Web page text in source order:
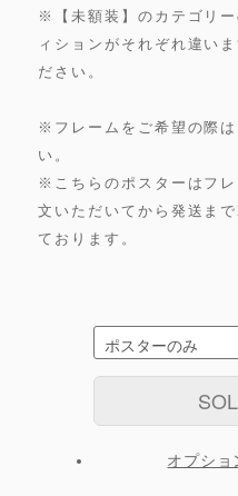
※【未額装】のカテゴリ
ィションがそれぞれ違い
ださい。
※フレームをご希望の際
い。
※こちらのポスターはフ
文いただいてから発送ま
ております。
オプショ